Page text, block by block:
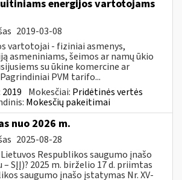
energijos vartotojams
2019-03-08
vartotojai - fiziniai asmenys,
asmeniniams, šeimos ar namų ūkio
su ūkine komercine ar
PVM tarifo...
2019 Mokesčiai: Pridėtinės vertės
Mokesčių pakeitimai
nuo 2026 m.
2025-08-28
Respublikos saugumo įnašo
SĮĮ)? 2025 m. birželio 17 d. priimtas
saugumo įnašo įstatymas Nr. XV-